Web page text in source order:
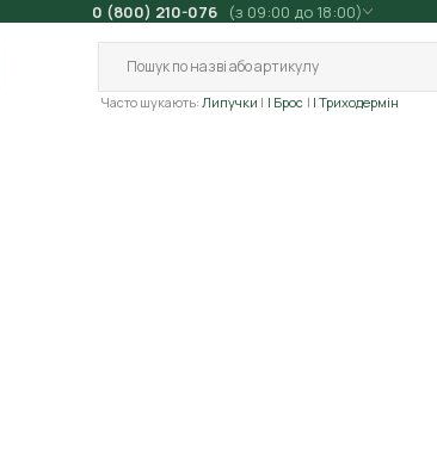
0 (800) 210-076 (з 09:00 до 18:00)
Часто шукають: Липучки | Брос | Триходермін